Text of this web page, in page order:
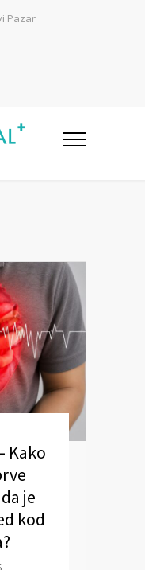
Pazar
Kako
je
kod